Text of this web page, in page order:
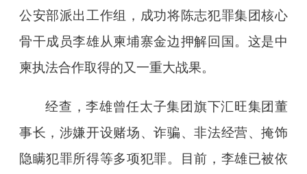
公安部派出工作组，成功将陈志犯罪集团核心
骨干成员李雄从柬埔寨金边押解回国。这是中
柬执法合作取得的又一重大战果。
经查，李雄曾任太子集团旗下汇旺集团董
事长，涉嫌开设赌场、诈骗、非法经营、掩饰
隐瞒犯罪所得等多项犯罪。目前，李雄已被依